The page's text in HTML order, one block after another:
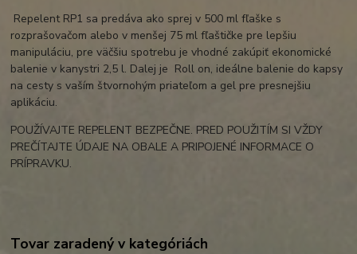
Repelent RP1 sa predáva ako sprej v 500 ml fľaške s
rozprašovačom alebo v menšej 75 ml fľaštičke pre lepšiu
manipuláciu, pre väčšiu spotrebu je vhodné zakúpiť ekonomické
balenie v kanystri 2,5 l. Dalej je Roll on, ideálne balenie do kapsy
na cesty s vaším štvornohým priateľom a gel pre presnejšiu
aplikáciu.
POUŽÍVAJTE REPELENT BEZPEČNE. PRED POUŽITÍM SI VŽDY
PREČÍTAJTE ÚDAJE NA OBALE A PRIPOJENÉ INFORMACE O
PRÍPRAVKU.
Tovar zaradený v kategóriách